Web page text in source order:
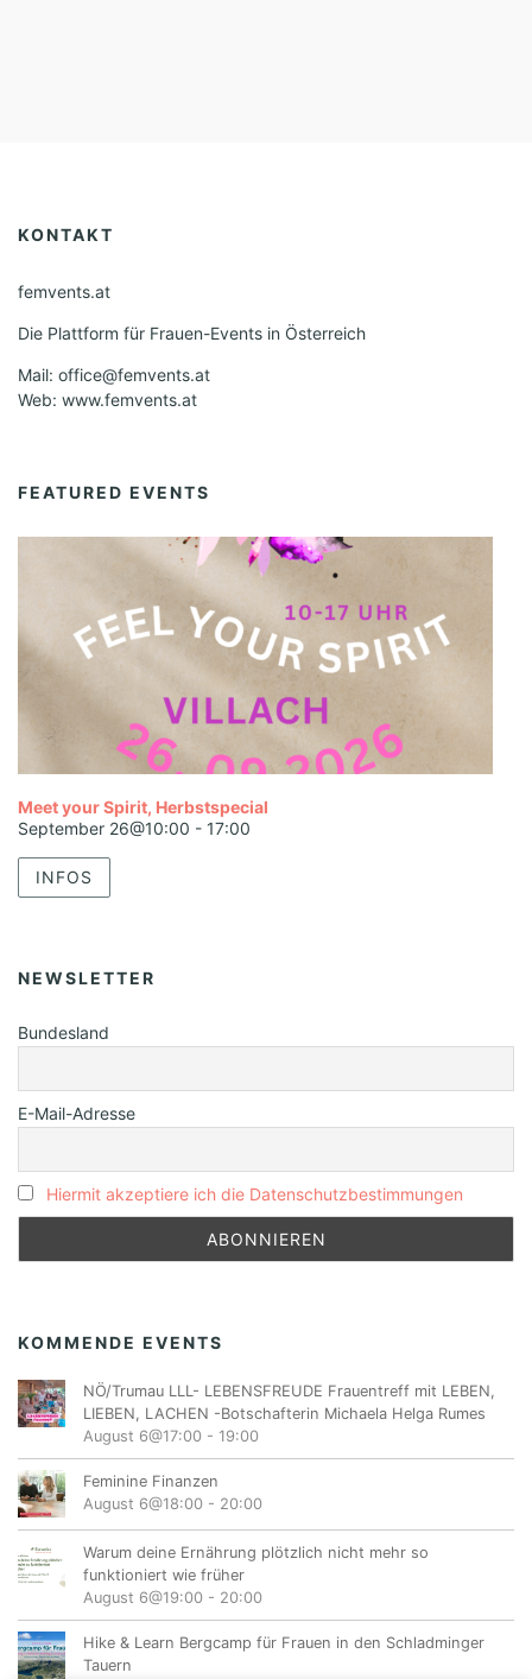
KONTAKT
femvents.at
Die Plattform für Frauen-Events in Österreich
Mail: office@femvents.at
Web: www.femvents.at
FEATURED EVENTS
Meet your Spirit, Herbstspecial
September 26@10:00 - 17:00
INFOS
NEWSLETTER
Bundesland
E-Mail-Adresse
Hiermit akzeptiere ich die Datenschutzbestimmungen
KOMMENDE EVENTS
NÖ/Trumau LLL- LEBENSFREUDE Frauentreff mit LEBEN,
LIEBEN, LACHEN -Botschafterin Michaela Helga Rumes
August 6@17:00 - 19:00
Feminine Finanzen
August 6@18:00 - 20:00
Warum deine Ernährung plötzlich nicht mehr so
funktioniert wie früher
August 6@19:00 - 20:00
Hike & Learn Bergcamp für Frauen in den Schladminger
Tauern